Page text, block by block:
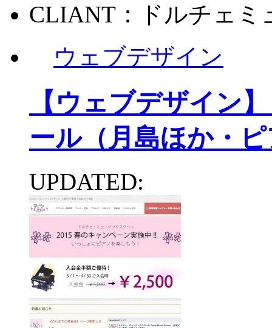
CLIANT：ドルチェミ
ウェブデザイン
【ウェブデザイン
ール（月島ほか・
UPDATED: